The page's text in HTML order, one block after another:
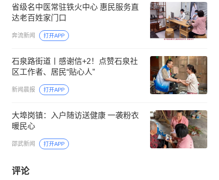
省级名中医常驻铁火中心 惠民服务直
达老百姓家门口
奔流新闻 打开APP
石泉路街道丨感谢信+2！点赞石泉社
区工作者、居民“贴心人”
新闻晨报 打开APP
大埠岗镇：入户随访送健康 一袭粉衣
暖民心
邵武新闻 打开APP
评论